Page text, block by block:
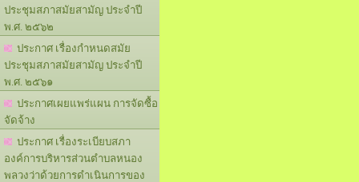
ประชุมสภาสมัยสามัญ ประจำปี
พ.ศ. ๒๕๖๒
ประกาศ เรื่องกำหนดสมัย
ประชุมสภาสมัยสามัญ ประจำปี
พ.ศ. ๒๕๖๑
ประกาศเผยแพร่แผน การจัดซื้อ
จัดจ้าง
ประกาศ เรื่องระเบียบสภา
องค์การบริหารส่วนตำบลหนอง
พลวงว่าด้วยการดำเนินการของ